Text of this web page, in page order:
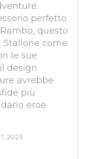
perfetto
questo
come
le sue
design
avrebbe
più
eroe
2023